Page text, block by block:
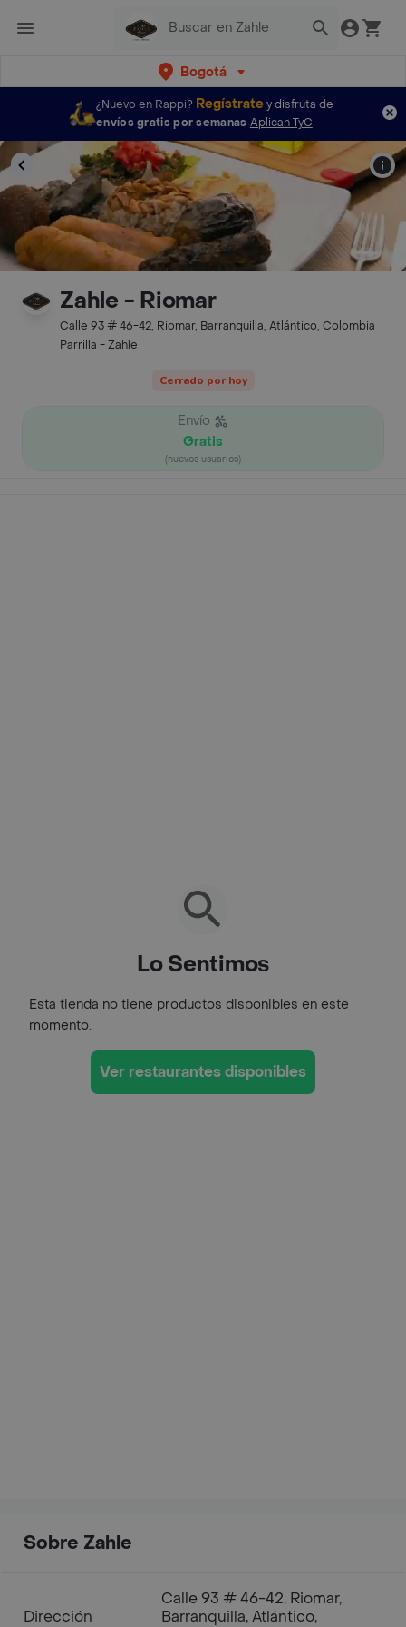
Bogotá
¿Nuevo en Rappi? Regístratey disfruta de
envíos gratis por semanas Aplican TyC
Zahle - Riomar
Calle 93 # 46-42, Riomar, Barranquilla, Atlántico, Colombia
Parrilla - Zahle
Cerrado por hoy
Envío
Gratis
(nuevos usuarios)
Lo Sentimos
Esta tienda no tiene productos disponibles en este
momento.
Ver restaurantes disponibles
Sobre Zahle
Dirección
Calle 93 # 46-42, Riomar,
Barranquilla, Atlántico,